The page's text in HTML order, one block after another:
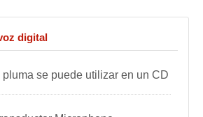
digital
se puede utilizar en un CD